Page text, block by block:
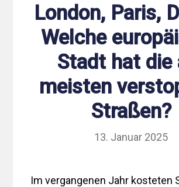
London, Paris,
Welche
Stadt hat die
meisten
Straßen?
13. Januar 2025
Im vergangenen Jahr kosteten